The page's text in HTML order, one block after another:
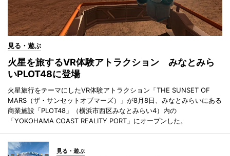
見る・遊ぶ
火星を旅するVR体験アトラクション みなとみら
いPLOT48に登場
火星旅行をテーマにしたVR体験アトラクション「THE SUNSET OF
MARS（ザ・サンセットオブマーズ）」が8月8日、みなとみらいにある
商業施設「PLOT48」（横浜市西区みなとみらい4）内の
「YOKOHAMA COAST REALITY PORT」にオープンした。
見る・遊ぶ